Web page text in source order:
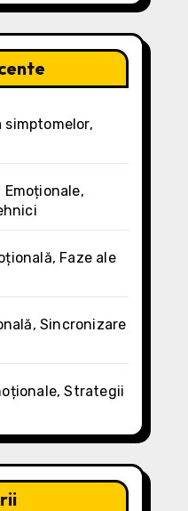
simptomelor,
Emoționale,
Faze ale
Sincronizare
Strategii